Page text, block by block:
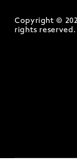
Copyright ©
rights reserved.